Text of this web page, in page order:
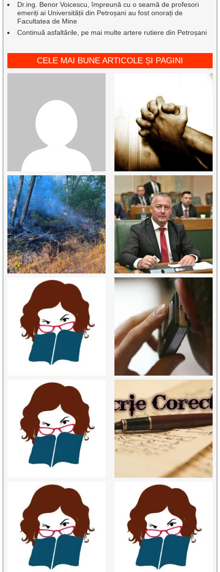
Dr.ing. Benor Voicescu, împreună cu o seamă de profesori
emeriți ai Universității din Petroșani au fost onorați de
Facultatea de Mine
Continuă asfaltările, pe mai multe artere rutiere din Petroșani
CELE MAI BUNE ARTICOLE ȘI PAGINI